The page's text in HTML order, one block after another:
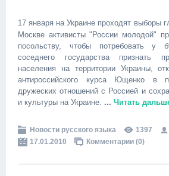
17 января на Украине проходят выборы
Москве активисты "России молодой"
посольству, чтобы потребовать у
соседнего государства признать
населения на территории Украины,
антироссийского курса Ющенко в
дружеских отношений с Россией и
и культуры на Украине. ... Читать
Новости русского языка 1397
17.01.2010
Комментарии (0)